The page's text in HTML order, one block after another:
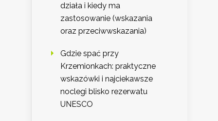
działa i kiedy ma
zastosowanie (wskazania
oraz przeciwwskazania)
Gdzie spać przy
Krzemionkach: praktyczne
wskazówki i najciekawsze
noclegi blisko rezerwatu
UNESCO